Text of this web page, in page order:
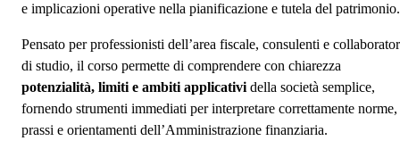
e implicazioni operative nella pianificazione e tutela del patrimonio.
Pensato per professionisti dell’area fiscale, consulenti e
di studio, il corso permette di comprendere con chiarezza
potenzialità, limiti e ambiti applicativi della società semplice,
fornendo strumenti immediati per interpretare correttamente norme,
prassi e orientamenti dell’Amministrazione finanziaria.